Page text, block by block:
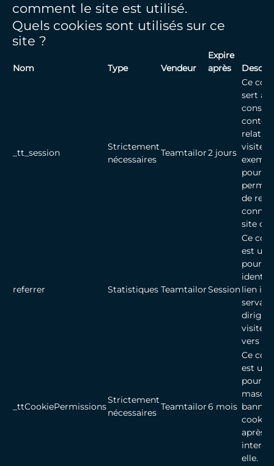
comment le site est utilisé.
Quels cookies sont utilisés sur ce
site ?
Nom Type Vendeur
Expire
après
_tt_session
Strictement
nécessaires
Teamtailor2 jours
Ce
sert à
relatif
pour
de
site
referrer Statistiques TeamtailorSession
Ce
est
pour
lien
diriger
vers ce
_ttCookiePermissions
Strictement
nécessaires
Teamtailor6 mois
Ce
est
pour
cookies
après
elle.